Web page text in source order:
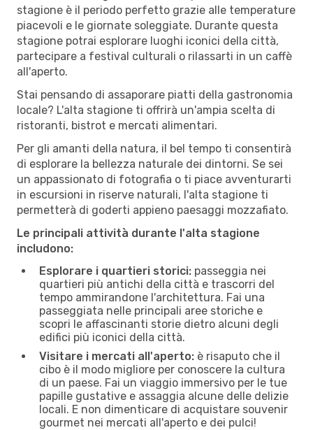
stagione è il periodo perfetto grazie alle temperature
piacevoli e le giornate soleggiate. Durante questa
stagione potrai esplorare luoghi iconici della città,
partecipare a festival culturali o rilassarti in un caffè
all'aperto.
Stai pensando di assaporare piatti della gastronomia
locale? L'alta stagione ti offrirà un'ampia scelta di
ristoranti, bistrot e mercati alimentari.
Per gli amanti della natura, il bel tempo ti consentirà
di esplorare la bellezza naturale dei dintorni. Se sei
un appassionato di fotografia o ti piace avventurarti
in escursioni in riserve naturali, l'alta stagione ti
permetterà di goderti appieno paesaggi mozzafiato.
Le principali attività durante l'alta stagione
includono:
Esplorare i quartieri storici: passeggia nei
quartieri più antichi della città e trascorri del
tempo ammirandone l'architettura. Fai una
passeggiata nelle principali aree storiche e
scopri le affascinanti storie dietro alcuni degli
edifici più iconici della città.
Visitare i mercati all'aperto: è risaputo che il
cibo è il modo migliore per conoscere la cultura
di un paese. Fai un viaggio immersivo per le tue
papille gustative e assaggia alcune delle delizie
locali. E non dimenticare di acquistare souvenir
gourmet nei mercati all'aperto e dei pulci!